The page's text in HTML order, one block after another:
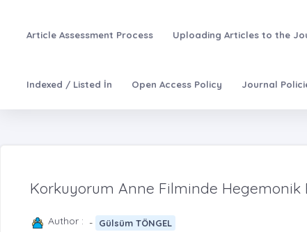
Article Assessment Process Uploading Articles to the
Indexed / Listed İn Open Access Policy Journal
Korkuyorum Anne Filminde Hegemonik
Author : - Gülsüm TÖNGEL